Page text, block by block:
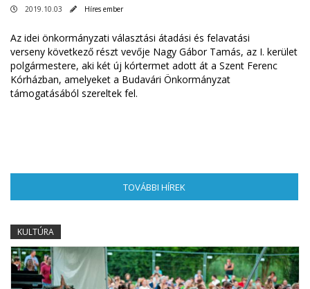
2019.10.03 Híres ember
Az idei önkormányzati választási átadási és felavatási
verseny következő részt vevője Nagy Gábor Tamás, az I. kerület
polgármestere, aki két új kórtermet adott át a Szent Ferenc
Kórházban, amelyeket a Budavári Önkormányzat
támogatásából szereltek fel.
TOVÁBBI HÍREK
KULTÚRA